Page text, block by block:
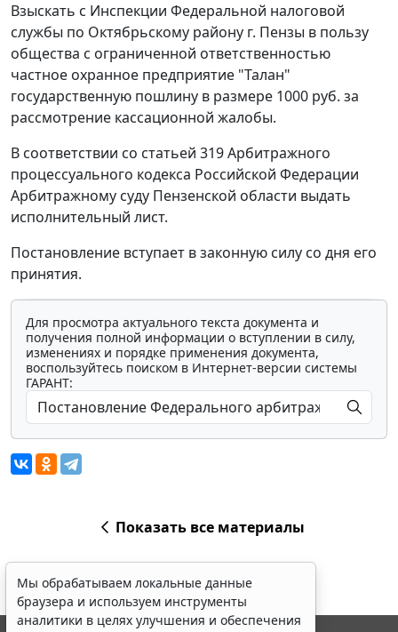
Взыскать с Инспекции Федеральной налоговой
службы по Октябрьскому району г. Пензы в пользу
общества с ограниченной ответственностью
частное охранное предприятие "Талан"
государственную пошлину в размере 1000 руб. за
рассмотрение кассационной жалобы.
В соответствии со статьей 319Арбитражного
процессуального кодекса Российской Федерации
Арбитражному суду Пензенской области выдать
исполнительный лист.
Постановление вступает в законную силу со дня его
принятия.
Для просмотра актуального текста документа и
получения полной информации о вступлении в силу,
изменениях и порядке применения документа,
воспользуйтесь поиском в Интернет-версии системы
ГАРАНТ:
Показать все материалы
Мы обрабатываем локальные данные
браузера и используем инструменты
аналитики в целях улучшения и обеспечения